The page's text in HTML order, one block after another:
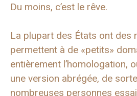
Du moins, c’est le rêve.
La plupart des États ont des
permettent à de «petits»
entièrement l’homologation,
une version abrégée, de
nombreuses personnes